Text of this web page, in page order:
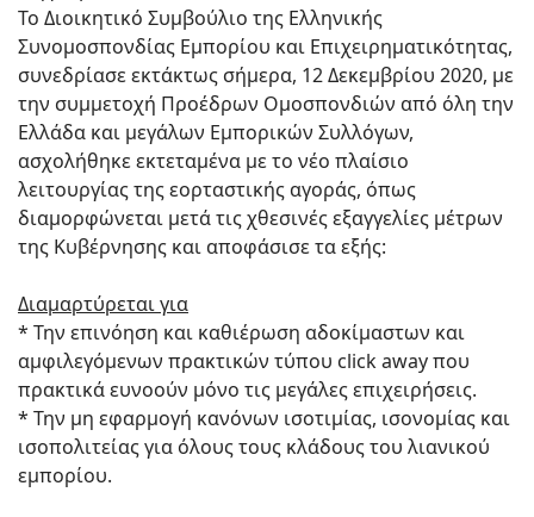
Το Διοικητικό Συμβούλιο της Ελληνικής
Συνομοσπονδίας Εμπορίου και Επιχειρηματικότητας,
συνεδρίασε εκτάκτως σήμερα, 12 Δεκεμβρίου 2020, με
την συμμετοχή Προέδρων Ομοσπονδιών από όλη την
Ελλάδα και μεγάλων Εμπορικών Συλλόγων,
ασχολήθηκε εκτεταμένα με το νέο πλαίσιο
λειτουργίας της εορταστικής αγοράς, όπως
διαμορφώνεται μετά τις χθεσινές εξαγγελίες μέτρων
της Κυβέρνησης και αποφάσισε τα εξής:
Διαμαρτύρεται για
* Την επινόηση και καθιέρωση αδοκίμαστων και
αμφιλεγόμενων πρακτικών τύπου click away που
πρακτικά ευνοούν μόνο τις μεγάλες επιχειρήσεις.
* Την μη εφαρμογή κανόνων ισοτιμίας, ισονομίας και
ισοπολιτείας για όλους τους κλάδους του λιανικού
εμπορίου.